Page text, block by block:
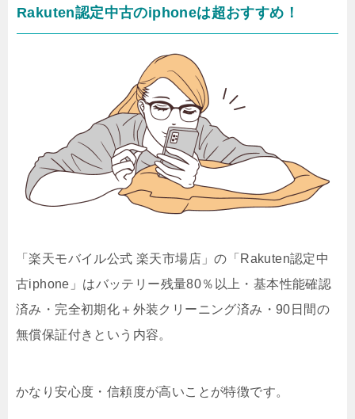
Rakuten認定中古のiphoneは超おすすめ！
「楽天モバイル公式 楽天市場店」の「Rakuten認定中
古iphone」はバッテリー残量80％以上・基本性能確認
済み・完全初期化＋外装クリーニング済み・90日間の
無償保証付きという内容。
かなり安心度・信頼度が高いことが特徴です。